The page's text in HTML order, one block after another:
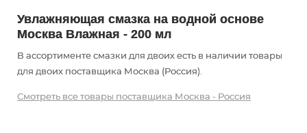
Увлажняющая смазка на водной основе
Москва Влажная - 200 мл
В ассортименте смазки для двоих есть в наличии товары
для двоих поставщика Москва (Россия).
Смотреть все товары поставщика Москва - Россия